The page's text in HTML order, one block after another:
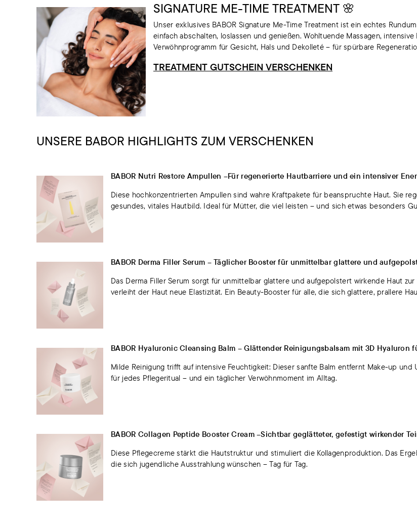
SIGNATURE ME-TIME TREATMENT 🌸
Unser exklusives BABOR Signature Me-Time Treatment ist ein echtes
einfach abschalten, loslassen und genießen. Wohltuende Massagen,
Verwöhnprogramm für Gesicht, Hals und Dekolleté – für spürbare
TREATMENT GUTSCHEIN VERSCHENKEN
UNSERE BABOR HIGHLIGHTS ZUM VERSCHENKEN
BABOR Nutri Restore Ampullen –Für regenerierte Hautbarriere und ein intensiver
Diese hochkonzentrierten Ampullen sind wahre Kraftpakete für beanspruchte Haut. Sie
gesundes, vitales Hautbild. Ideal für Mütter, die viel leisten – und sich etwas besonders
BABOR Derma Filler Serum – Täglicher Booster für unmittelbar glattere und
Das Derma Filler Serum sorgt für unmittelbar glattere und aufgepolstert wirkende Haut
verleiht der Haut neue Elastizität. Ein Beauty-Booster für alle, die sich glattere, prallere
BABOR Hyaluronic Cleansing Balm – Glättender Reinigungsbalsam mit 3D Hyaluron
Milde Reinigung trifft auf intensive Feuchtigkeit: Dieser sanfte Balm entfernt Make-up
für jedes Pflegeritual – und ein täglicher Verwöhnmoment im Alltag.
BABOR Collagen Peptide Booster Cream –Sichtbar geglätteter, gefestigt wirkender
Diese Pflegecreme stärkt die Hautstruktur und stimuliert die Kollagenproduktion. Das
die sich jugendliche Ausstrahlung wünschen – Tag für Tag.